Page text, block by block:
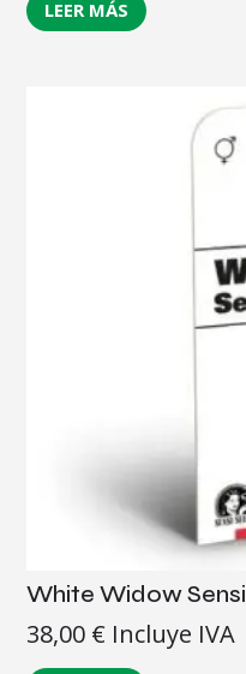
LEER MÁS
White Widow Sensi
38,00 € Incluye IVA